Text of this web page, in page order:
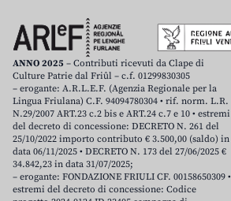
ANNO 2025 – Contributi ricevuti da Clape di
Culture Patrie dal Friûl – c.f. 01299830305
– erogante: A.R.L.E.F. (Agenzia Regionale per la
Lingua Friulana) C.F. 94094780304 • rif. norm. L.R.
N.29/2007 ART.23 c.2 bis e ART.24 c.7 e 10 • estremi
del decreto di concessione: DECRETO N. 261 del
25/10/2022 importo contributo € 3.500,00 (saldo) in
data 06/11/2025 • DECRETO N. 173 del 27/06/2025 €
34.842,23 in data 31/07/2025;
– erogante: FONDAZIONE FRIULI CF. 00158650309 •
estremi del decreto di concessione: Codice